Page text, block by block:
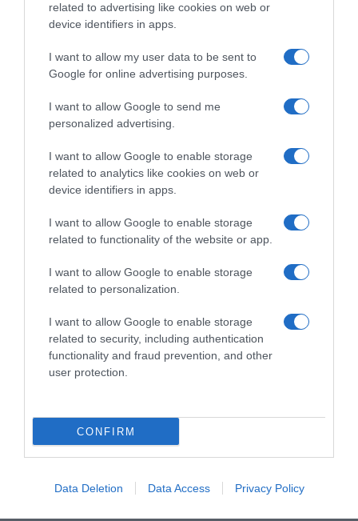
related to advertising like cookies on web or
device identifiers in apps.
I want to allow my user data to be sent to
Google for online advertising purposes.
I want to allow Google to send me
personalized advertising.
I want to allow Google to enable storage
related to analytics like cookies on web or
device identifiers in apps.
I want to allow Google to enable storage
related to functionality of the website or app.
I want to allow Google to enable storage
related to personalization.
I want to allow Google to enable storage
related to security, including authentication
functionality and fraud prevention, and other
user protection.
CONFIRM
Data Deletion Data Access Privacy Policy
ΠΟΛΙΤΙΚΗ